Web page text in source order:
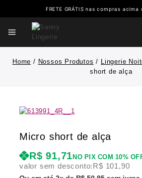
FRETE GRÁTIS nas compras acima
Home / Nossos Produtos / Lingerie
short de alça
Micro short de alça
R$ 91,71NO PIX COM 10%
valor sem desconto:R$ 101,90